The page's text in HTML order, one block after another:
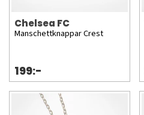
Chelsea FC
Manschettknappar Crest
199:-